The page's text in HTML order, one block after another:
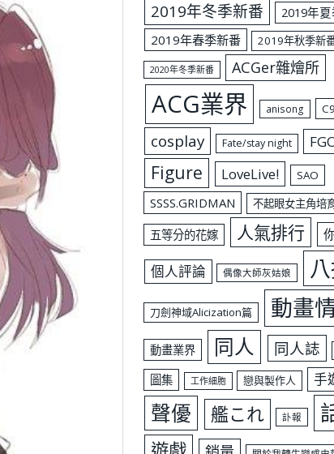
2019年冬季新番
2019年
2019年春季新番
2019年秋季新
2020年冬季新番 ACGer雜燴所
ACG業界 anisong
cosplay Fate/stay night
Figure LoveLive! SAO
SSSS.GRIDMAN 不起眼女主角培
五等分的花嫁 人氣排行
個人評論 偶像大師灰姑娘
刀劍神域Alicization篇 動畫
動畫業界 同人 同人誌
圖集 工作細胞 戀與製作人 手
聲優 艦これ 訃報